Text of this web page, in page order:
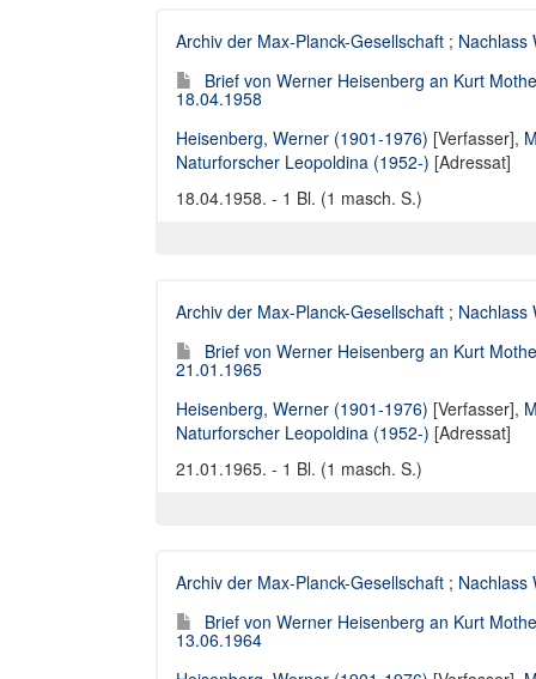
Archiv der Max-Planck-Gesellschaft ; Nachlass
Brief von Werner Heisenberg an Kurt
18.04.1958
Heisenberg, Werner (1901-1976) [Verfasser],
Naturforscher Leopoldina (1952-) [Adressat]
18.04.1958. - 1 Bl. (1 masch. S.)
Archiv der Max-Planck-Gesellschaft ; Nachlass
Brief von Werner Heisenberg an Kurt
21.01.1965
Heisenberg, Werner (1901-1976) [Verfasser],
Naturforscher Leopoldina (1952-) [Adressat]
21.01.1965. - 1 Bl. (1 masch. S.)
Archiv der Max-Planck-Gesellschaft ; Nachlass
Brief von Werner Heisenberg an Kurt
13.06.1964